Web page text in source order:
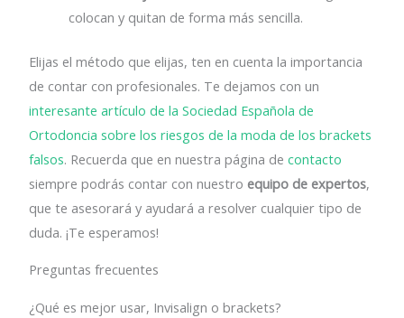
colocan y quitan de forma más sencilla.
Elijas el método que elijas, ten en cuenta la importancia
de contar con profesionales. Te dejamos con un
interesante artículo de la Sociedad Española de
Ortodoncia sobre los riesgos de la moda de los brackets
falsos. Recuerda que en nuestra página decontacto
siempre podrás contar con nuestro equipo de expertos,
que te asesorará y ayudará a resolver cualquier tipo de
duda. ¡Te esperamos!
Preguntas frecuentes
¿Qué es mejor usar, Invisalign o brackets?